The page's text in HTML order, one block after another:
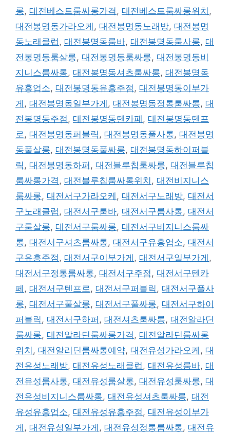
롱, 대전베스트룸싸롱가격 , 대전베스트룸싸롱위치 ,
대전봉명동가라오케 , 대전봉명동노래방, 대전봉명
동노래클럽 , 대전봉명동룸바, 대전봉명동룸사롱, 대
전봉명동룸살롱, 대전봉명동룸싸롱, 대전봉명동비
지니스룸싸롱, 대전봉명동셔츠룸싸롱, 대전봉명동
유흥업소, 대전봉명동유흥주점 , 대전봉명동이부가
게 , 대전봉명동일부가게 , 대전봉명동정통룸싸롱, 대
전봉명동주점 , 대전봉명동텐카페 , 대전봉명동텐프
로 , 대전봉명동퍼블릭 , 대전봉명동풀사롱, 대전봉명
동풀살롱, 대전봉명동풀싸롱, 대전봉명동하이퍼블
릭 , 대전봉명동하퍼 , 대전블루칩룸싸롱, 대전블루칩
룸싸롱가격 , 대전블루칩룸싸롱위치 , 대전비지니스
룸싸롱, 대전서구가라오케 , 대전서구노래방, 대전서
구노래클럽 , 대전서구룸바, 대전서구룸사롱, 대전서
구룸살롱, 대전서구룸싸롱, 대전서구비지니스룸싸
롱, 대전서구셔츠룸싸롱, 대전서구유흥업소, 대전서
구유흥주점 , 대전서구이부가게 , 대전서구일부가게 ,
대전서구정통룸싸롱, 대전서구주점 , 대전서구텐카
페 , 대전서구텐프로 , 대전서구퍼블릭 , 대전서구풀사
롱, 대전서구풀살롱, 대전서구풀싸롱, 대전서구하이
퍼블릭 , 대전서구하퍼 , 대전셔츠룸싸롱, 대전알라딘
룸싸롱, 대전알라딘룸싸롱가격 , 대전알라딘룸싸롱
위치 , 대전알리딘룸싸롱예약, 대전유성가라오케 , 대
전유성노래방, 대전유성노래클럽 , 대전유성룸바, 대
전유성룸사롱, 대전유성룸살롱, 대전유성룸싸롱, 대
전유성비지니스룸싸롱, 대전유성셔츠룸싸롱, 대전
유성유흥업소, 대전유성유흥주점 , 대전유성이부가
게 , 대전유성일부가게 , 대전유성정통룸싸롱, 대전유